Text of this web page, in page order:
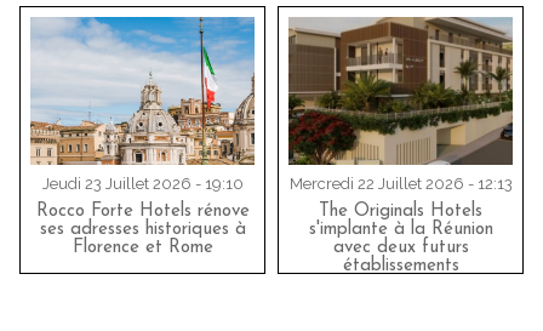
Jeudi 23 Juillet 2026 - 19:10
Rocco Forte Hotels rénove
ses adresses historiques à
Florence et Rome
Mercredi 22 Juillet 2026 - 12:13
The Originals Hotels
s'implante à la Réunion
avec deux futurs
établissements